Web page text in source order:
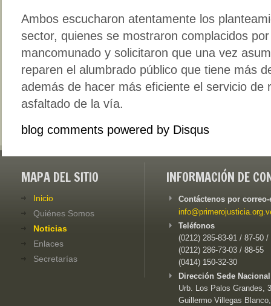
Ambos escucharon atentamente los
sector, quienes se mostraron complacidos
mancomunado y solicitaron que una vez
reparen el alumbrado público que tiene más
además de hacer más eficiente el servicio de
asfaltado de la vía.
blog comments powered by Disqus
MAPA DEL SITIO
Inicio
Quiénes Somos
Noticias
Enlaces
Secretarías
INFORMACIÓN DE
Contáctenos por
Teléfonos
(0212) 285-83-91 / 87-50 /
(0212) 286-73-03 / 88-55
(0414) 150-32-30
Dirección Sede
Urb. Los Palos Grandes,
Guillermo Villegas